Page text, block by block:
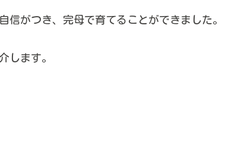
信がつき、完母で育てることができました。
します。